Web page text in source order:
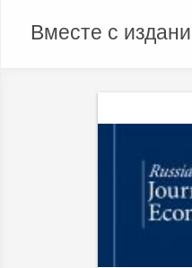
Вместе с